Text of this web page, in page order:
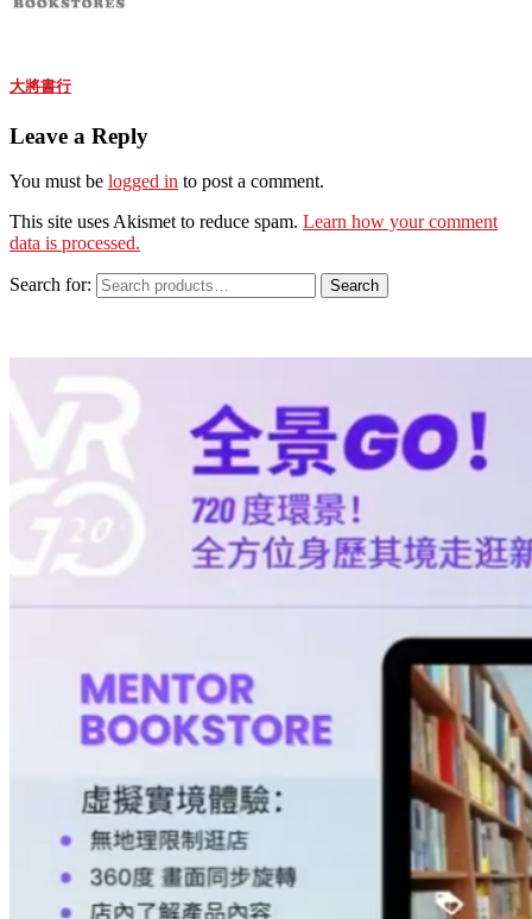
大將書行
Leave a Reply
You must be logged in to post a comment.
This site uses Akismet to reduce spam. Learn how your comment
data is processed.
Search for: Search